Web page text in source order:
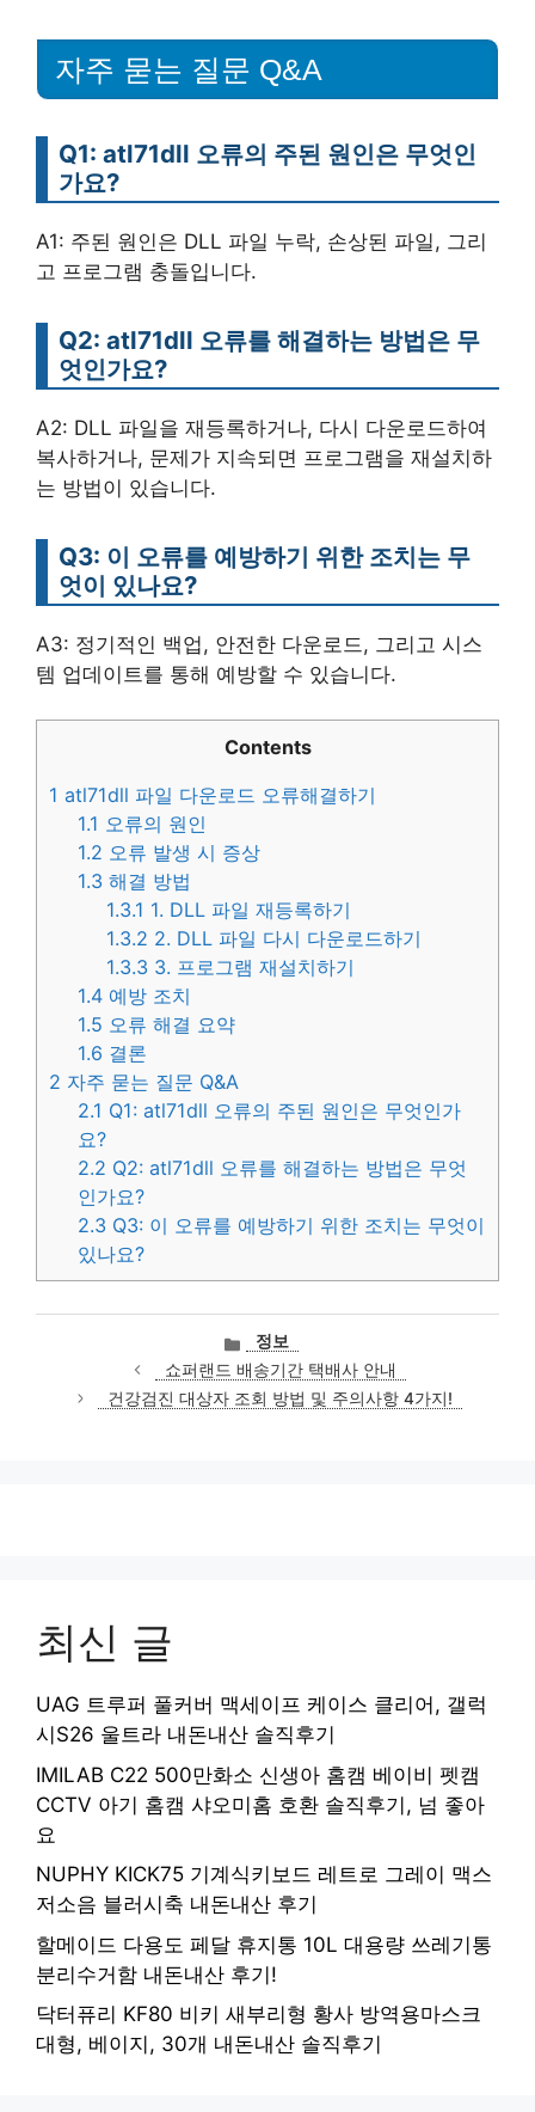
자주 묻는 질문 Q&A
Q1: atl71dll 오류의 주된 원인은 무엇인
가요?
A1: 주된 원인은 DLL 파일 누락, 손상된 파일, 그리
고 프로그램 충돌입니다.
Q2: atl71dll 오류를 해결하는 방법은 무
엇인가요?
A2: DLL 파일을 재등록하거나, 다시 다운로드하여
복사하거나, 문제가 지속되면 프로그램을 재설치하
는 방법이 있습니다.
Q3: 이 오류를 예방하기 위한 조치는 무
엇이 있나요?
A3: 정기적인 백업, 안전한 다운로드, 그리고 시스
템 업데이트를 통해 예방할 수 있습니다.
Contents
1 atl71dll 파일 다운로드 오류해결하기
1.1 오류의 원인
1.2 오류 발생 시 증상
1.3 해결 방법
1.3.1 1. DLL 파일 재등록하기
1.3.2 2. DLL 파일 다시 다운로드하기
1.3.3 3. 프로그램 재설치하기
1.4 예방 조치
1.5 오류 해결 요약
1.6 결론
2 자주 묻는 질문 Q&A
2.1 Q1: atl71dll 오류의 주된 원인은 무엇인가
요?
2.2 Q2: atl71dll 오류를 해결하는 방법은 무엇
인가요?
2.3 Q3: 이 오류를 예방하기 위한 조치는 무엇이
있나요?
카
테
고
리
정보
쇼퍼랜드 배송기간 택배사 안내
건강검진 대상자 조회 방법 및 주의사항 4가지!
최신 글
UAG 트루퍼 풀커버 맥세이프 케이스 클리어, 갤럭
시S26 울트라 내돈내산 솔직후기
IMILAB C22 500만화소 신생아 홈캠 베이비 펫캠
CCTV 아기 홈캠 샤오미홈 호환 솔직후기, 넘 좋아
요
NUPHY KICK75 기계식키보드 레트로 그레이 맥스
저소음 블러시축 내돈내산 후기
할메이드 다용도 페달 휴지통 10L 대용량 쓰레기통
분리수거함 내돈내산 후기!
닥터퓨리 KF80 비키 새부리형 황사 방역용마스크
대형, 베이지, 30개 내돈내산 솔직후기